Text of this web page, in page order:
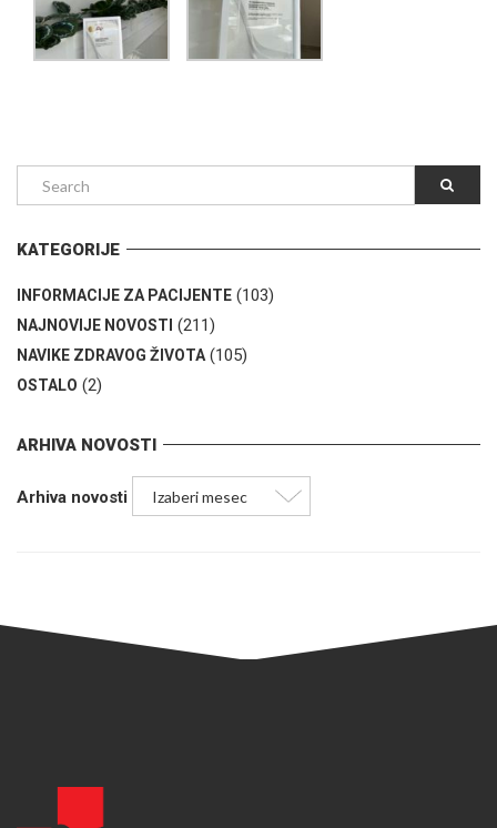
KATEGORIJE
INFORMACIJE ZA PACIJENTE (103)
NAJNOVIJE NOVOSTI (211)
NAVIKE ZDRAVOG ŽIVOTA(105)
OSTALO (2)
ARHIVA NOVOSTI
Arhiva novosti